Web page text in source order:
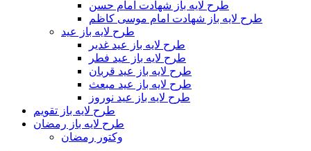
طرح لایه باز شهادت امام حسن
طرح لایه باز شهادت امام موسی کاظم
طرح لایه باز عید
طرح لایه باز عید غدیر
طرح لایه باز عید فطر
طرح لایه باز عید قربان
طرح لایه باز عید مبعث
طرح لایه باز عید نوروز
طرح لایه باز تقویم
طرح لایه باز رمضان
وکتور رمضان